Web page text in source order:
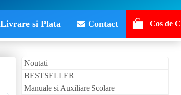
Livrare si Plata Contact Cos de
Noutati
BESTSELLER
Manuale si Auxiliare Scolare